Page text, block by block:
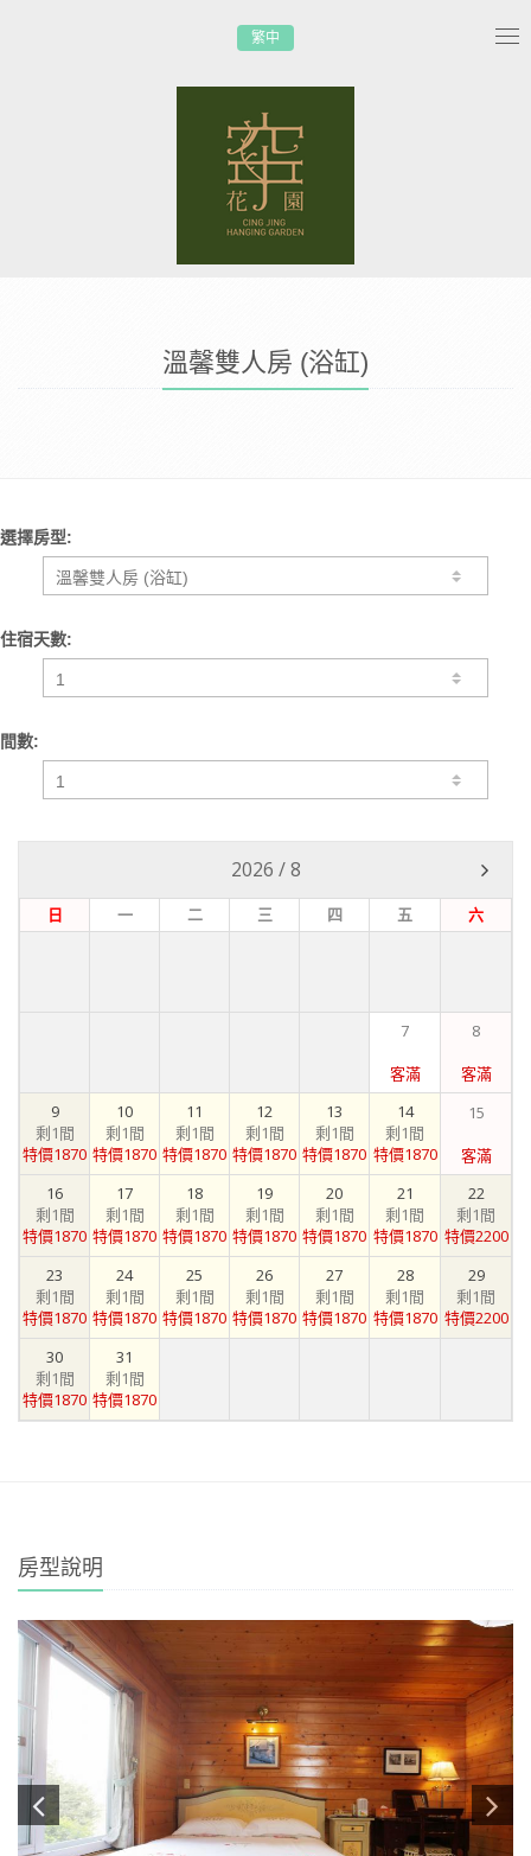
繁中
溫馨雙人房 (浴缸)
選擇房型:
住宿天數:
間數:
2026 /8
日 一 二 三 四 五 六
7
客滿
8
客滿
9
剩1間
特價1870
10
剩1間
特價1870
11
剩1間
特價1870
12
剩1間
特價1870
13
剩1間
特價1870
14
剩1間
特價1870
15
客滿
16
剩1間
特價1870
17
剩1間
特價1870
18
剩1間
特價1870
19
剩1間
特價1870
20
剩1間
特價1870
21
剩1間
特價1870
22
剩1間
特價2200
23
剩1間
特價1870
24
剩1間
特價1870
25
剩1間
特價1870
26
剩1間
特價1870
27
剩1間
特價1870
28
剩1間
特價1870
29
剩1間
特價2200
30
剩1間
特價1870
31
剩1間
特價1870
房型說明